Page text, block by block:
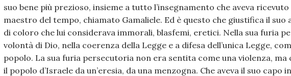
suo bene più prezioso, insieme a tutto l’insegnamento che aveva
maestro del tempo, chiamato Gamaliele. Ed è questo che giustifica il
di coloro che lui considerava immorali, blasfemi, eretici. Nella sua furia
volontà di Dio, nella coerenza della Legge e a difesa dell’unica Legge,
popolo. La sua furia persecutoria non era sentita come una violenza,
il popolo d’Israele da un’eresia, da una menzogna. Che aveva il suo capo